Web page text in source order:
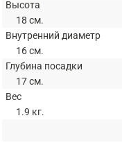
Высота
18 см.
Внутренний диаметр
16 см.
Глубина посадки
17 см.
Вес
1.9 кг.